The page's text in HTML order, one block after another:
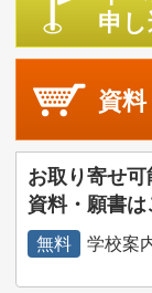
申
資
お取り寄せ可
資料・願書は
無料 学校案